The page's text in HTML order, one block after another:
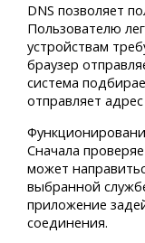
DNS позволяет
Пользователю
устройствам
браузер
система
отправляет
Сначала
может
выбранной
приложение
соединения.